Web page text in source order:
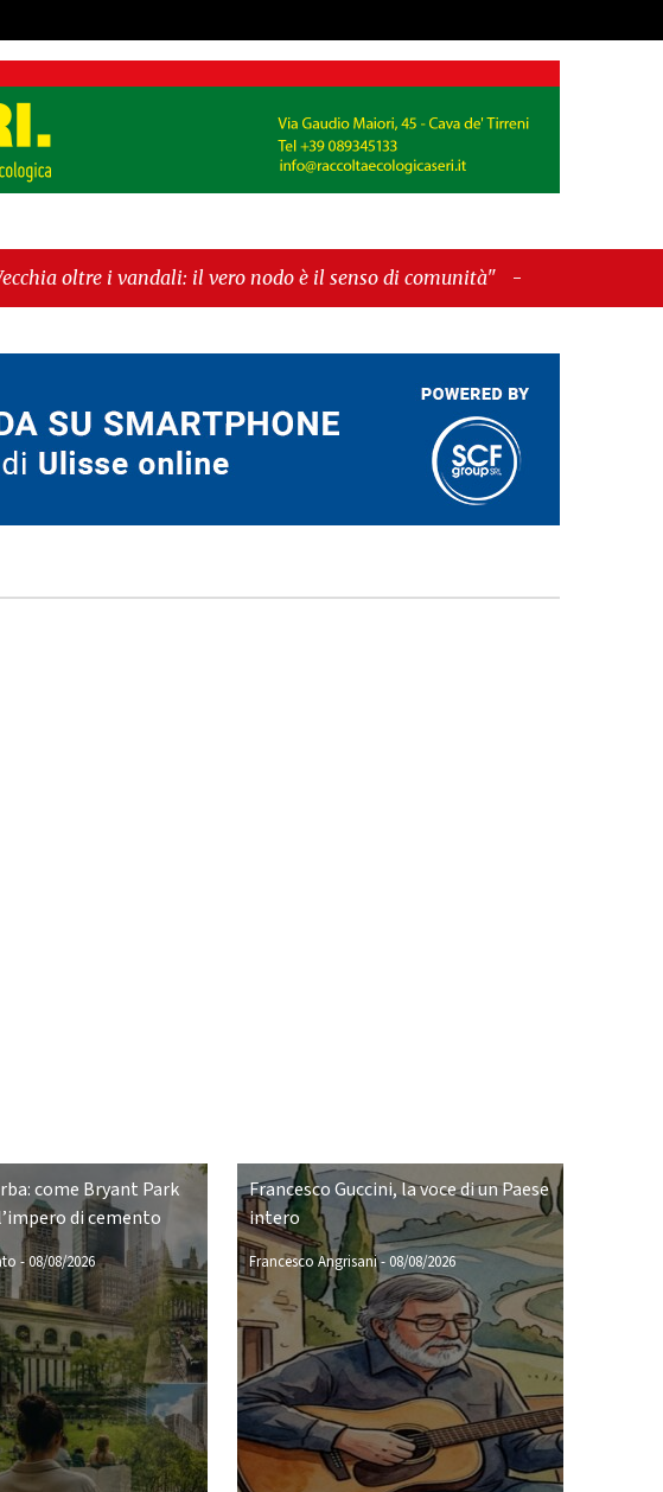
il vero nodo è il senso di comunità" - "Cava de’ Tirreni, La
chiarezza!”"
come Bryant Park
di cemento
-08/08/2026
Francesco Guccini, la voce di un Paese
intero
Francesco Angrisani-08/08/2026